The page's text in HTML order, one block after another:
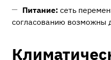
Питание: сеть
согласованию возможны